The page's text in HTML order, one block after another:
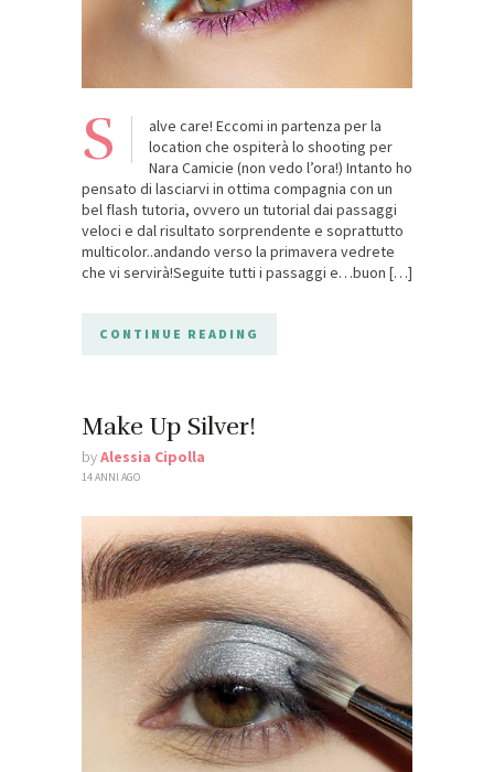
S
alve care! Eccomi in partenza per la
location che ospiterà lo shooting per
Nara Camicie (non vedo l’ora!) Intanto ho
pensato di lasciarvi in ottima compagnia con un
bel flash tutoria, ovvero un tutorial dai passaggi
veloci e dal risultato sorprendente e soprattutto
multicolor..andando verso la primavera vedrete
che vi servirà!Seguite tutti i passaggi e…buon […]
CONTINUE READING
Make Up Silver!
byAlessia Cipolla
14 ANNI AGO